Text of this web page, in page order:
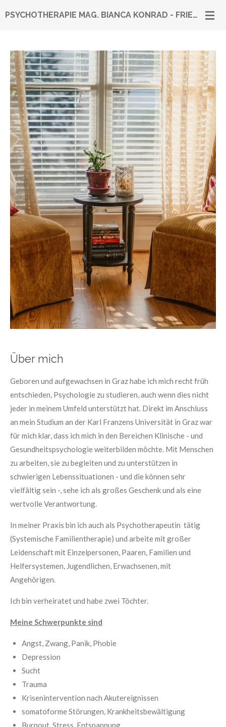
Zum
PSYCHOTHERAPIE MAG. BIANCA KONRAD - FRIEDRICH
Über mich
Geboren und aufgewachsen in Graz habe ich mich recht früh
entschieden, Psychologie zu studieren, auch wenn dies nicht
jeder in meinem Umfeld unterstützt hat. Direkt im Anschluss
an mein Studium an der Karl Franzens Universität in Graz war
für mich klar, dass ich mich in den Bereichen Klinische - und
Gesundheitspsychologie weiterbilden möchte. Mit Menschen
zu arbeiten, sie zu begleiten und zu unterstützen in
schwierigen Lebenssituationen - und die können sehr
vielfältig sein -, sehe ich als großes Geschenk und als eine
wertvolle Verantwortung.
In meiner Praxis bin ich auch als Psychotherapeutin tätig
(Systemische Familientherapie) und arbeite mit großer
Leidenschaft mit Einzelpersonen, Paaren, Familien und
Helfersystemen, Jugendlichen, Erwachsenen, mit
Angehörigen.
Ich bin verheiratet und habe zwei Töchter.
Meine Schwerpunkte sind
Angst, Zwang, Panik, Phobie
Depression
Sucht
Trauma
Krisenintervention nach Akutereignissen
somatoforme Störungen, Krankheitsbewältigung
Burnout, Stress, Entspannung